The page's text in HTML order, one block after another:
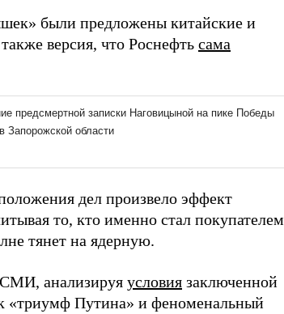
были предложены китайские и
версия, что Роснефть сама
дел произвело эффект
то, кто именно стал покупателем
тянет на ядерную.
анализируя условия заключенной
«триумф Путина» и феноменальный